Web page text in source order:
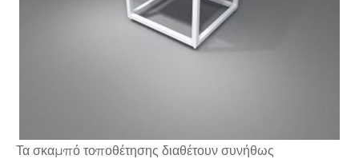
Τα σκαμπό τοποθέτησης διαθέτουν συνήθως